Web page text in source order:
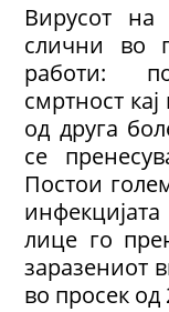
Вирусот на
слични во
работи:
смртност
од друга
се
Постои
лице го
заразениот
во просек од